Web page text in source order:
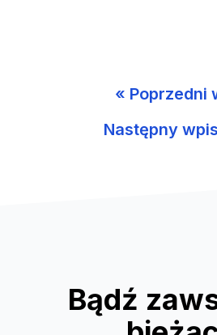
« Poprzedni
Następny
Bądź